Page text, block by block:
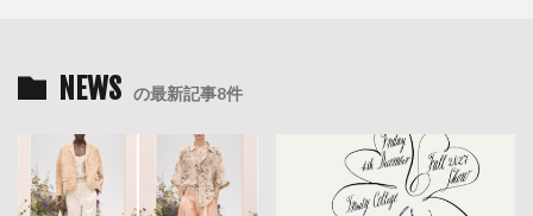
NEWS の最新記事8件